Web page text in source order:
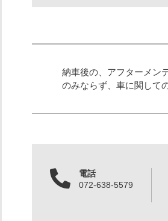
納車後の、アフターメン
のみならず、車に関して
電話
072-638-5579